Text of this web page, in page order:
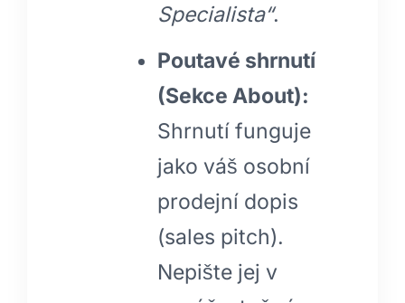
Specialista“.
Poutavé shrnutí
(Sekce About):
Shrnutí funguje
jako váš osobní
prodejní dopis
(sales pitch).
Nepište jej v